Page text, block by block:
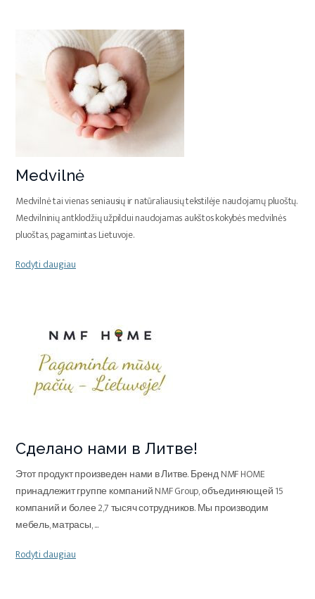
Medvilnė
Medvilnė tai vienas seniausių ir natūraliausių tekstilėje naudojamų pluoštų.
Medvilninių antklodžių užpildui naudojamas aukštos kokybės medvilnės
pluoštas, pagamintas Lietuvoje.
Rodyti daugiau
Сделано нами в Литве!
Этот продукт произведен нами в Литве. Бренд NMF HOME
принадлежит группе компаний NMF Group, объединяющей 15
компаний и более 2,7 тысяч сотрудников. Мы производим
мебель, матрасы,...
Rodyti daugiau